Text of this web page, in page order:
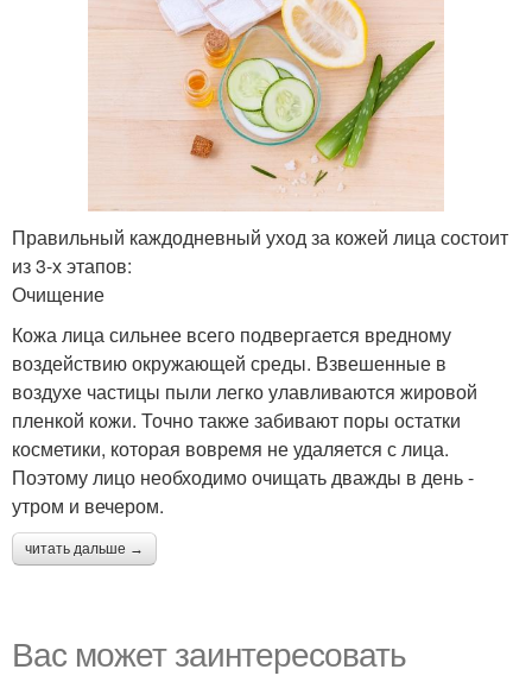
Правильный каждодневный уход за кожей лица состоит
из 3-х этапов:
Очищение
Кожа лица сильнее всего подвергается вредному
воздействию окружающей среды. Взвешенные в
воздухе частицы пыли легко улавливаются жировой
пленкой кожи. Точно также забивают поры остатки
косметики, которая вовремя не удаляется с лица.
Поэтому лицо необходимо очищать дважды в день -
утром и вечером.
читать дальше →
Вас может заинтересовать